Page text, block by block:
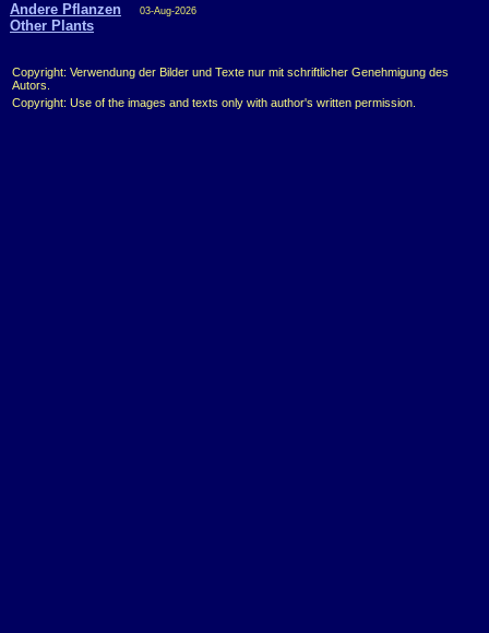
Andere Pflanzen
Other Plants
03-Aug-2026
Copyright: Verwendung der Bilder und Texte nur mit schriftlicher Genehmigung des
Autors.
Copyright: Use of the images and texts only with author's written permission.